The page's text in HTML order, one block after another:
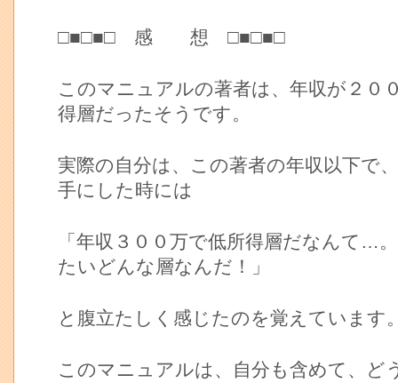
□■□■□ 感 想 □■□■□
このマニュアルの著者は、年収が２０
得層だったそうです。
実際の自分は、この著者の年収以下で
手にした時には
「年収３００万で低所得層だなんて…
たいどんな層なんだ！」
と腹立たしく感じたのを覚えています
このマニュアルは、自分も含めて、ど